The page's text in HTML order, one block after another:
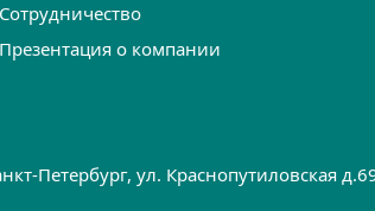
Сотрудничество
Презентация о компании
Петербург, ул. Краснопутиловская